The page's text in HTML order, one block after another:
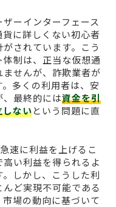
ーインターフェース
に詳しくない初心者
されています。こう
制は、正当な仮想通
せんが、詐欺業者が
多くの利用者は、安
最終的には資金を引
しないという問題に直
速に利益を上げるこ
い利益を得られるよ
しかし、こうした利
ど実現不可能である
場の動向に基づいて